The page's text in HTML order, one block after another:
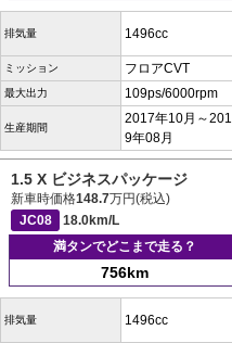
排気量 1496cc
ミッション フロアCVT
最大出力 109ps/6000rpm
生産期間
2017年10月～201
9年08月
1.5 X ビジネスパッケージ
新車時価格148.7万円(税込)
JC08
18.0km/L
満タンでどこまで走る？
756km
排気量 1496cc